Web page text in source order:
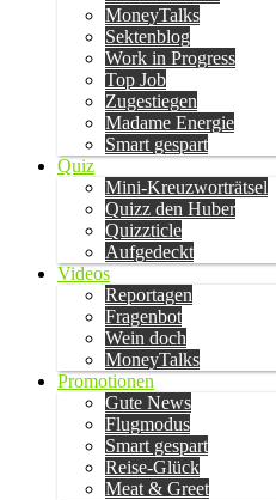
MoneyTalks
Sektenblog
Work in Progress
Top Job
Zugestiegen
Madame Energie
Smart gespart
Quiz
Mini-Kreuzworträtsel
Quizz den Huber
Quizzticle
Aufgedeckt
Videos
Reportagen
Fragenbot
Wein doch
MoneyTalks
Promotionen
Gute News
Flugmodus
Smart gespart
Reise-Glück
Meat & Greet